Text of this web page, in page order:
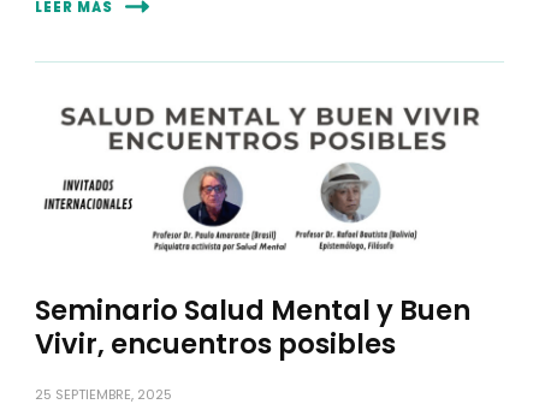
LEER MÁS
Seminario Salud Mental y Buen
Vivir, encuentros posibles
25 SEPTIEMBRE, 2025